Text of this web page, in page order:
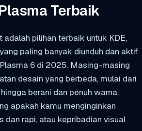
Terbaik
pilihan terbaik untuk KDE,
paling banyak diunduh dan aktif
6 di 2025. Masing-masing
desain yang berbeda, mulai dari
berani dan penuh warna.
apakah kamu menginginkan
dan rapi, atau kepribadian visual